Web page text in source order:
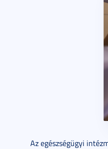
Az egészségügyi